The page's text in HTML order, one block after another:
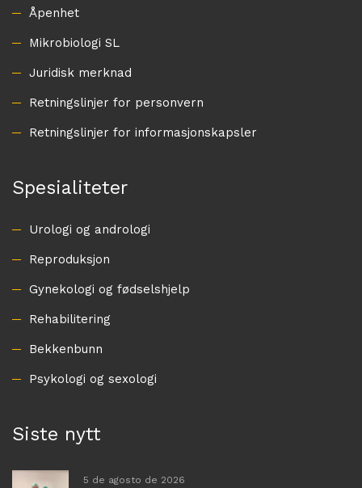
Åpenhet
Mikrobiologi SL
Juridisk merknad
Retningslinjer for personvern
Retningslinjer for informasjonskapsler
Spesialiteter
Urologi og andrologi
Reproduksjon
Gynekologi og fødselshjelp
Rehabilitering
Bekkenbunn
Psykologi og sexologi
Siste nytt
5 de agosto de 2026